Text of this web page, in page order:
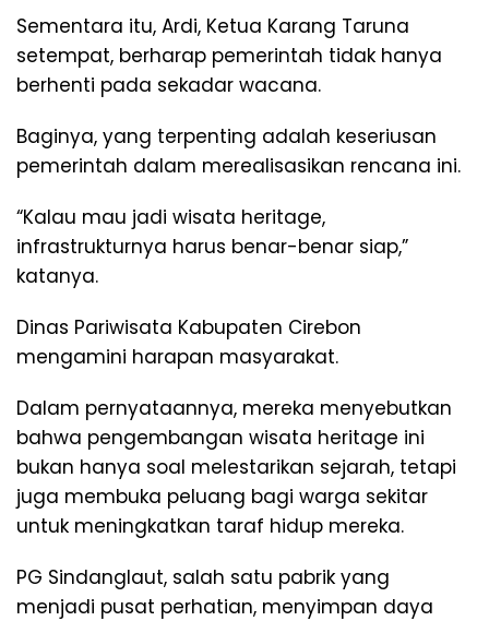
Sementara itu, Ardi, Ketua Karang Taruna
setempat, berharap pemerintah tidak hanya
berhenti pada sekadar wacana.
Baginya, yang terpenting adalah keseriusan
pemerintah dalam merealisasikan rencana ini.
“Kalau mau jadi wisata heritage,
infrastrukturnya harus benar-benar siap,”
katanya.
Dinas Pariwisata Kabupaten Cirebon
mengamini harapan masyarakat.
Dalam pernyataannya, mereka menyebutkan
bahwa pengembangan wisata heritage ini
bukan hanya soal melestarikan sejarah, tetapi
juga membuka peluang bagi warga sekitar
untuk meningkatkan taraf hidup mereka.
PG Sindanglaut, salah satu pabrik yang
menjadi pusat perhatian, menyimpan daya